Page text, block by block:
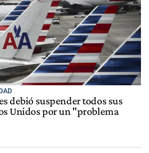
debió suspender todos sus
Unidos por un "problema